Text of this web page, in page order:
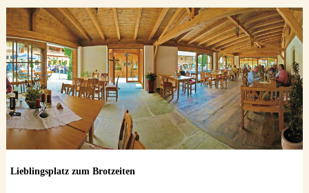
Lieblingsplatz zum Brotzeiten